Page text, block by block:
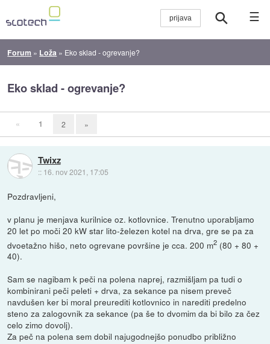
☰
Forum » Loža » Eko sklad - ogrevanje?
Eko sklad - ogrevanje?
« 1 2 »
Twixz
:: 16. nov 2021, 17:05
Pozdravljeni,
v planu je menjava kurilnice oz. kotlovnice. Trenutno uporabljamo
20 let po moči 20 kW star lito-železen kotel na drva, gre se pa za
dvoetažno hišo, neto ogrevane površine je cca. 200 m2 (80 + 80 +
40).
Sam se nagibam k peči na polena naprej, razmišljam pa tudi o
kombinirani peči peleti + drva, za sekance pa nisem preveč
navdušen ker bi moral preurediti kotlovnico in narediti predelno
steno za zalogovnik za sekance (pa še to dvomim da bi bilo za čez
celo zimo dovolj).
Za peč na polena sem dobil najugodnejšo ponudbo približno